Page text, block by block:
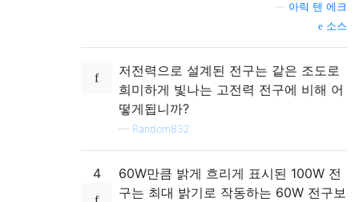
아릭 텐 에크
소스
저전력으로 설계된 전구는 같은 조도로
희미하게 빛나는 고전력 전구에 비해 어
떻게됩니까?
— Random832
4
60W만큼 밝게 흐리게 표시된 100W 전
구는 최대 밝기로 작동하는 60W 전구보